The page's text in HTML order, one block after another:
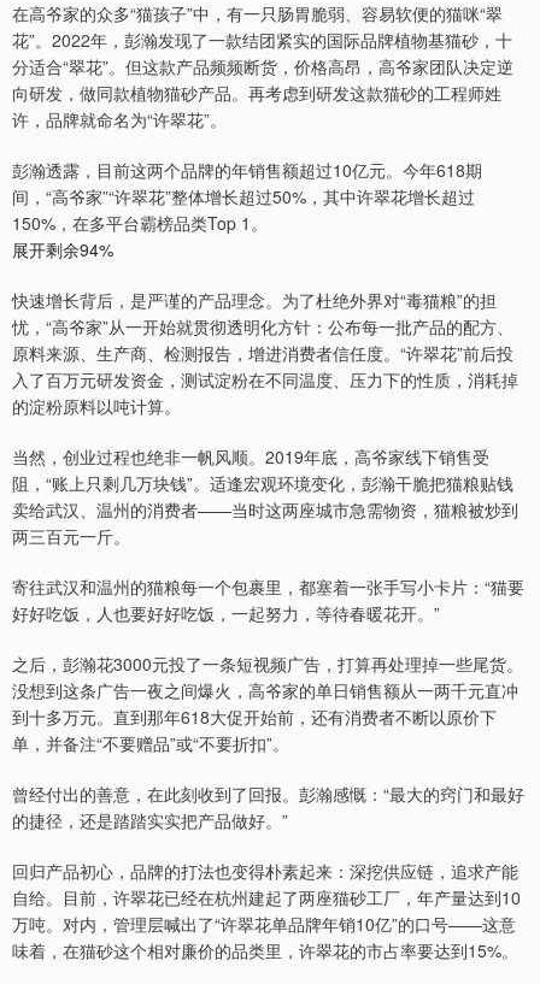
在高爷家的众多“猫孩子”中，有一只肠胃脆弱、容易软便的猫咪“翠
花”。2022年，彭瀚发现了一款结团紧实的国际品牌植物基猫砂，十
分适合“翠花”。但这款产品频频断货，价格高昂，高爷家团队决定逆
向研发，做同款植物猫砂产品。再考虑到研发这款猫砂的工程师姓
许，品牌就命名为“许翠花”。
彭瀚透露，目前这两个品牌的年销售额超过10亿元。今年618期
间，“高爷家”“许翠花”整体增长超过50%，其中许翠花增长超过
150%，在多平台霸榜品类Top 1。
展开剩余94%
快速增长背后，是严谨的产品理念。为了杜绝外界对“毒猫粮”的担
忧，“高爷家”从一开始就贯彻透明化方针：公布每一批产品的配方、
原料来源、生产商、检测报告，增进消费者信任度。“许翠花”前后投
入了百万元研发资金，测试淀粉在不同温度、压力下的性质，消耗掉
的淀粉原料以吨计算。
当然，创业过程也绝非一帆风顺。2019年底，高爷家线下销售受
阻，“账上只剩几万块钱”。适逢宏观环境变化，彭瀚干脆把猫粮贴钱
卖给武汉、温州的消费者——当时这两座城市急需物资，猫粮被炒到
两三百元一斤。
寄往武汉和温州的猫粮每一个包裹里，都塞着一张手写小卡片：“猫要
好好吃饭，人也要好好吃饭，一起努力，等待春暖花开。”
之后，彭瀚花3000元投了一条短视频广告，打算再处理掉一些尾货。
没想到这条广告一夜之间爆火，高爷家的单日销售额从一两千元直冲
到十多万元。直到那年618大促开始前，还有消费者不断以原价下
单，并备注“不要赠品”或“不要折扣”。
曾经付出的善意，在此刻收到了回报。彭瀚感慨：“最大的窍门和最好
的捷径，还是踏踏实实把产品做好。”
回归产品初心，品牌的打法也变得朴素起来：深挖供应链，追求产能
自给。目前，许翠花已经在杭州建起了两座猫砂工厂，年产量达到10
万吨。对内，管理层喊出了“许翠花单品牌年销10亿”的口号——这意
味着，在猫砂这个相对廉价的品类里，许翠花的市占率要达到15%。